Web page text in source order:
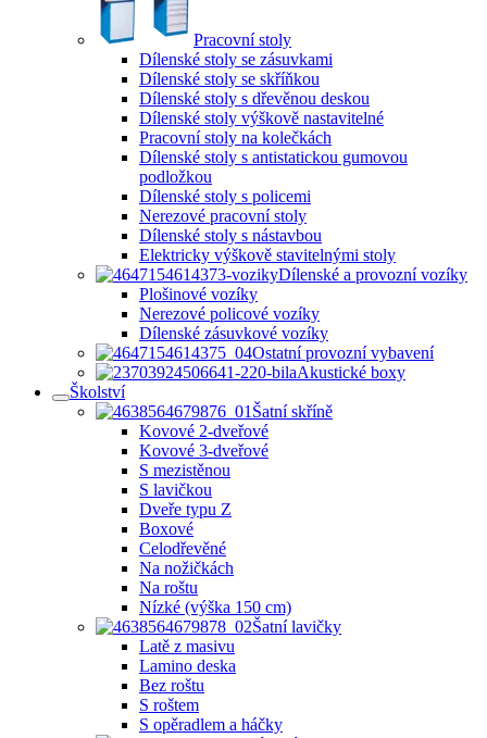
Pracovní stoly
Dílenské stoly se zásuvkami
Dílenské stoly se skříňkou
Dílenské stoly s dřevěnou deskou
Dílenské stoly výškově nastavitelné
Pracovní stoly na kolečkách
Dílenské stoly s antistatickou gumovou
podložkou
Dílenské stoly s policemi
Nerezové pracovní stoly
Dílenské stoly s nástavbou
Elektricky výškově stavitelnými stoly
Dílenské a provozní vozíky
Plošinové vozíky
Nerezové policové vozíky
Dílenské zásuvkové vozíky
Ostatní provozní vybavení
Akustické boxy
Školství
Šatní skříně
Kovové 2-dveřové
Kovové 3-dveřové
S mezistěnou
S lavičkou
Dveře typu Z
Boxové
Celodřevěné
Na nožičkách
Na roštu
Nízké (výška 150 cm)
Šatní lavičky
Latě z masivu
Lamino deska
Bez roštu
S roštem
S opěradlem a háčky